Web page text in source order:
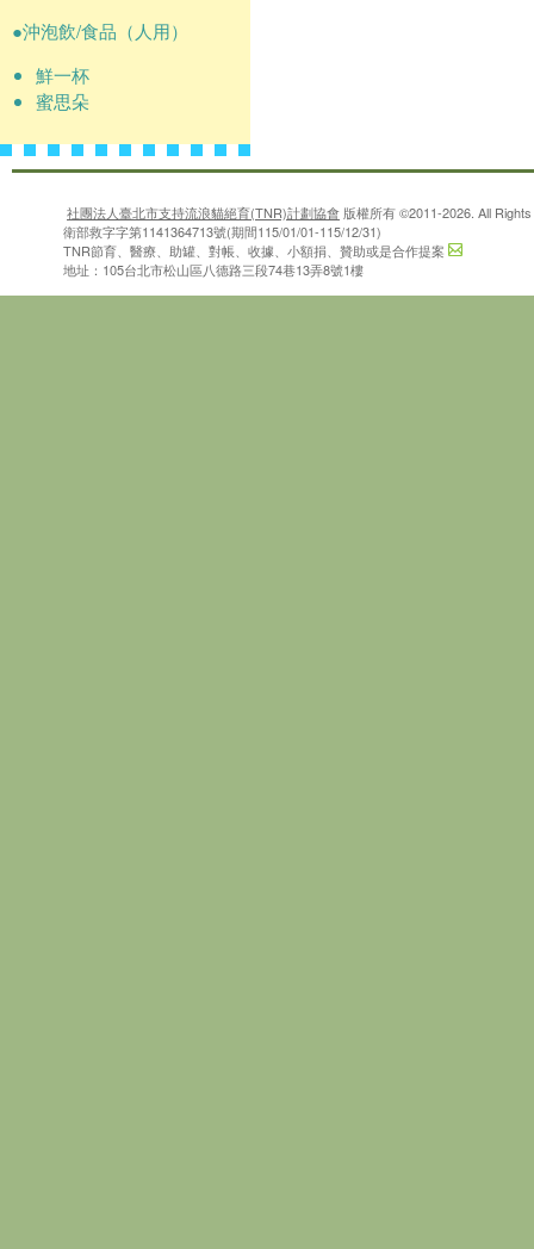
●沖泡飲/食品（人用）
鮮一杯
蜜思朵
社團法人臺北市支持流浪貓絕育(TNR)計劃協會 版權所有 ©2011-2026. All
衛部救字字第1141364713號(期間115/01/01-115/12/31)
TNR節育、醫療、助罐、對帳、收據、小額捐、贊助或是合作提案
地址：105台北市松山區八德路三段74巷13弄8號1樓